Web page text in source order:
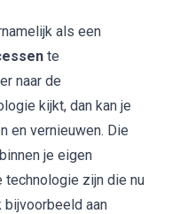
als een
te
naar de
kijkt, dan kan je
en vernieuwen. Die
je eigen
technologie zijn die nu
bijvoorbeeld aan